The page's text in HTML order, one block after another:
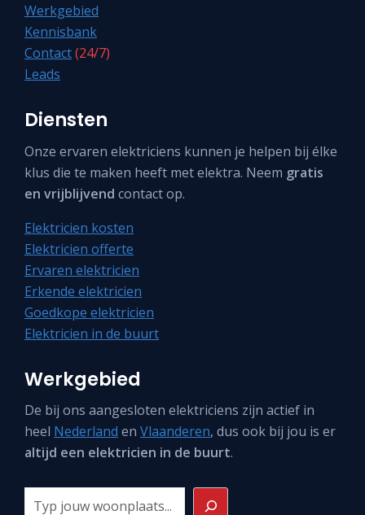
Werkgebied
Kennisbank
Contact(24/7)
Leads
Diensten
Onze ervaren elektriciens kunnen je helpen bij élke
klus die te maken heeft met elektra. Neem gratis
en vrijblijvend contact op.
Elektricien kosten
Elektricien offerte
Ervaren elektricien
Erkende elektricien
Goedkope elektricien
Elektricien in de buurt
Werkgebied
De bij ons aangesloten elektriciens zijn actief in
heel Nederland en Vlaanderen, dus ook bij jou is er
altijd een elektricien in de buurt.
Zoeken